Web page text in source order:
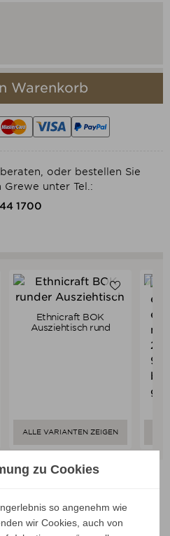
Warenkorb
oder bestellen Sie
unter Tel.:
1700
Verkaufspreis
ab 3.119,00 €
2.963,05 €
Ethnicraft BOK
Ausziehtisch rund
ALLE VARIANTEN ZEIGEN
Marken
zu Cookies
so angenehm wie
wir Cookies, auch von